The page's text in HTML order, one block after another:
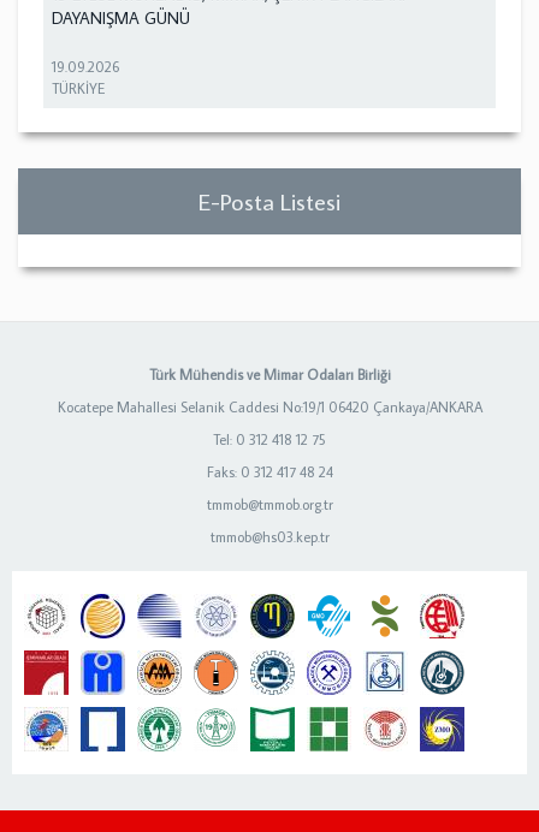
DAYANIŞMA GÜNÜ
19.09.2026
TÜRKİYE
E-Posta Listesi
Türk Mühendis ve Mimar Odaları Birliği
Kocatepe Mahallesi Selanik Caddesi No:19/1 06420 Çankaya/ANKARA
Tel: 0 312 418 12 75
Faks: 0 312 417 48 24
tmmob@tmmob.org.tr
tmmob@hs03.kep.tr